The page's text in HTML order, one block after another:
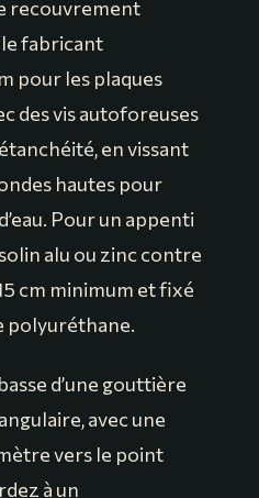
recouvrement
fabricant
pour les plaques
des vis autoforeuses
en vissant
hautes pour
Pour un appenti
alu ou zinc contre
cm minimum et fixé
polyuréthane.
d’une gouttière
avec une
vers le point
à un